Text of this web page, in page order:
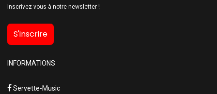
Inscrivez-vous à notre newsletter !
S'inscrire
INFORMATIONS
Servette-Music